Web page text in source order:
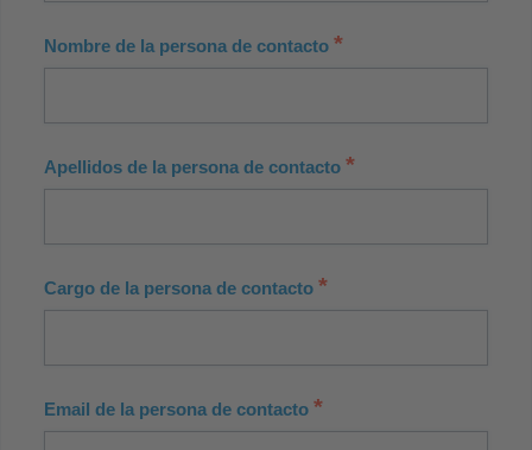
Nombre de la persona de contacto *
Apellidos de la persona de contacto *
Cargo de la persona de contacto *
Email de la persona de contacto *